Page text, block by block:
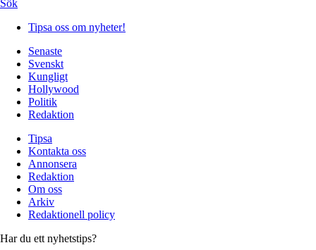
Sök
Tipsa oss om nyheter!
Senaste
Svenskt
Kungligt
Hollywood
Politik
Redaktion
Tipsa
Kontakta oss
Annonsera
Redaktion
Om oss
Arkiv
Redaktionell policy
Har du ett nyhetstips?